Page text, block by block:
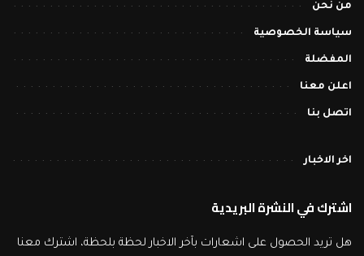
من نحن
سياسة الخصوصية
المفضلة
اعلن معنا
اتصل بنا
اخر الاخبار
اشترك في النشرة البريدية
هل تريد الحصول على اشعارات بآخر الاخبار لحظة بلحظة، اشترك معنا